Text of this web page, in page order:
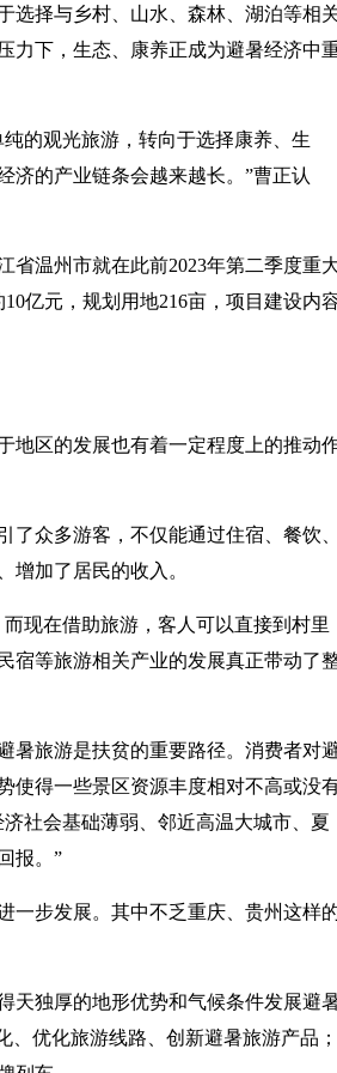
选择与乡村、山水、森林、湖泊等相
力下，生态、康养正成为避暑经济中
的观光旅游，转向于选择康养、生
济的产业链条会越来越长。”曹正认
省温州市就在此前2023年第二季度重
亿元，规划用地216亩，项目建设内
地区的发展也有着一定程度上的推动
众多游客，不仅能通过住宿、餐饮、
增加了居民的收入。
现在借助旅游，客人可以直接到村里
宿等旅游相关产业的发展真正带动了
暑旅游是扶贫的重要路径。消费者对
使得一些景区资源丰度相对不高或没
社会基础薄弱、邻近高温大城市、夏
报。”
一步发展。其中不乏重庆、贵州这样
天独厚的地形优势和气候条件发展避
优化旅游线路、创新避暑旅游产品；